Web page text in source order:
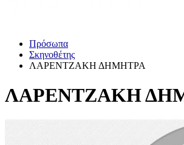
Πρόσωπα
Σκηνοθέτης
ΛΑΡΕΝΤΖΑΚΗ ΔΗΜΗΤΡΑ
ΛΑΡΕΝΤΖΑΚΗ